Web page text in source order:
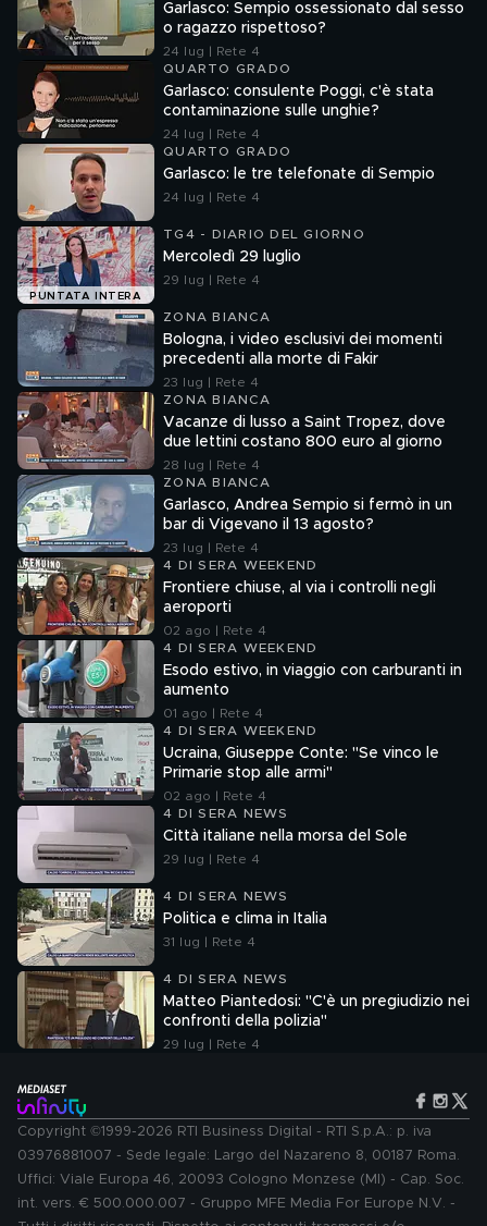
Garlasco: Sempio ossessionato dal sesso
o ragazzo rispettoso?
24 lug | Rete 4
QUARTO GRADO
Garlasco: consulente Poggi, c'è stata
contaminazione sulle unghie?
24 lug | Rete 4
QUARTO GRADO
Garlasco: le tre telefonate di Sempio
24 lug | Rete 4
PUNTATA INTERA
TG4 - DIARIO DEL GIORNO
Mercoledì 29 luglio
29 lug | Rete 4
ZONA BIANCA
Bologna, i video esclusivi dei momenti
precedenti alla morte di Fakir
23 lug | Rete 4
ZONA BIANCA
Vacanze di lusso a Saint Tropez, dove
due lettini costano 800 euro al giorno
28 lug | Rete 4
ZONA BIANCA
Garlasco, Andrea Sempio si fermò in un
bar di Vigevano il 13 agosto?
23 lug | Rete 4
4 DI SERA WEEKEND
Frontiere chiuse, al via i controlli negli
aeroporti
02 ago | Rete 4
4 DI SERA WEEKEND
Esodo estivo, in viaggio con carburanti in
aumento
01 ago | Rete 4
4 DI SERA WEEKEND
Ucraina, Giuseppe Conte: "Se vinco le
Primarie stop alle armi"
02 ago | Rete 4
4 DI SERA NEWS
Città italiane nella morsa del Sole
29 lug | Rete 4
4 DI SERA NEWS
Politica e clima in Italia
31 lug | Rete 4
4 DI SERA NEWS
Matteo Piantedosi: "C'è un pregiudizio nei
confronti della polizia"
29 lug | Rete 4
Copyright ©1999-2026 RTI Business Digital - RTI S.p.A.: p. iva
03976881007 - Sede legale: Largo del Nazareno 8, 00187 Roma.
Uffici: Viale Europa 46, 20093 Cologno Monzese (MI) - Cap. Soc.
int. vers. € 500.000.007 - Gruppo MFE Media For Europe N.V. -